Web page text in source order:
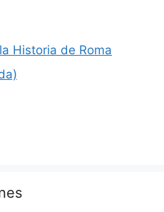
Historia de Roma